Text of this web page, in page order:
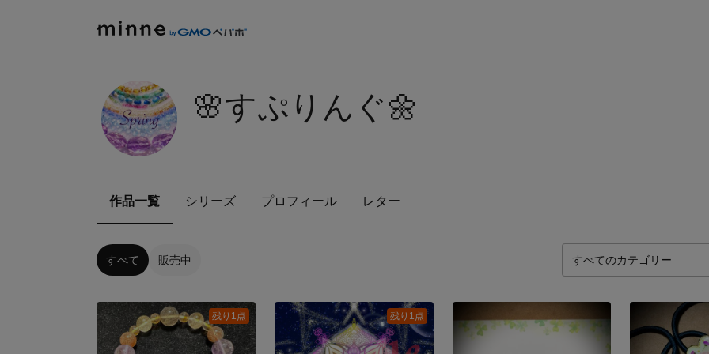
🌸すぷりんぐ🌼
作品一覧 シリーズ プロフィール レター
すべて 販売中
残り1点 残り1点